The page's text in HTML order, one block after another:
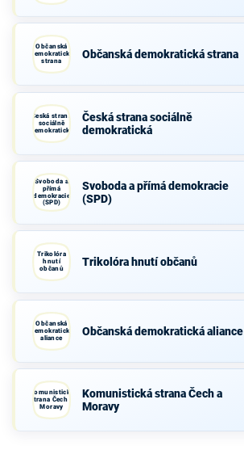
Občanská
demokratická
strana
Občanská demokratická strana
Česká strana
sociálně
demokratická
Česká strana sociálně
demokratická
Svoboda a
přímá
demokracie
(SPD)
Svoboda a přímá demokracie
(SPD)
Trikolóra
hnutí
občanů
Trikolóra hnutí občanů
Občanská
demokratická
aliance
Občanská demokratická aliance
Komunistická
strana Čech a
Moravy
Komunistická strana Čech a
Moravy